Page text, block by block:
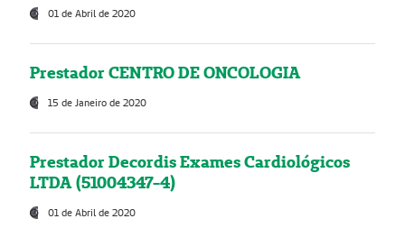
01 de Abril de 2020
Prestador CENTRO DE ONCOLOGIA
15 de Janeiro de 2020
Prestador Decordis Exames Cardiológicos
LTDA (51004347-4)
01 de Abril de 2020